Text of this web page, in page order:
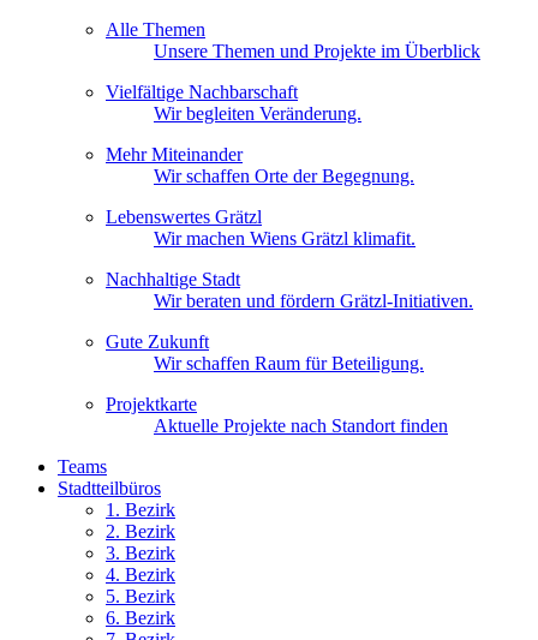
Alle Themen
Unsere Themen und Projekte im Überblick
Vielfältige Nachbarschaft
Wir begleiten Veränderung.
Mehr Miteinander
Wir schaffen Orte der Begegnung.
Lebenswertes Grätzl
Wir machen Wiens Grätzl klimafit.
Nachhaltige Stadt
Wir beraten und fördern Grätzl-Initiativen.
Gute Zukunft
Wir schaffen Raum für Beteiligung.
Projektkarte
Aktuelle Projekte nach Standort finden
Teams
Stadtteilbüros
1. Bezirk
2. Bezirk
3. Bezirk
4. Bezirk
5. Bezirk
6. Bezirk